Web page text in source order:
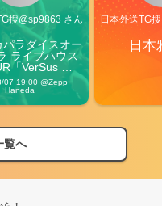
搜@sp9863 さん
ラダイスオー
ライブハウス
「VerSus
」
07 19:00 @Zepp
Haneda
日本外送TG
日本
覧へ
！
編発表！